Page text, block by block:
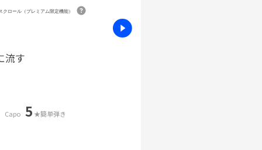
クロール（プレミアム限定機能）
流す
Capo 5 ★簡単弾き